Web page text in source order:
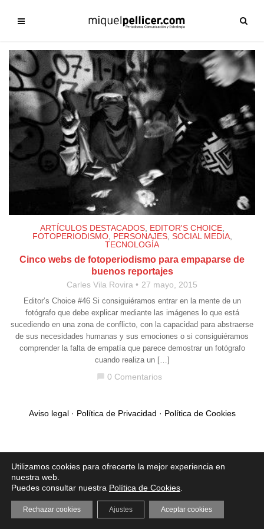
ARTÍCULOS DESTACADOS, EDITOR'S CHOICE,
FOTOPERIODISMO, PERSONAJES, SOCIAL MEDIA,
TECNOLOGÍA
Cinco webs de fotoperiodismo para empaparse de
buenos reportajes
Carles Vila Rovira 27 mayo, 2015
Editor’s Choice #46 Si consiguiéramos entrar en la mente de un
fotógrafo que debe explicar mediante las imágenes lo que está
sucediendo en una zona de conflicto, con la capacidad para abstraerse
de sus necesidades humanas y sus emociones o si consiguiéramos
comprender la falta de empatía que parece demostrar un fotógrafo
cuando realiza un […]
0 Comentarios
Aviso legal· Política de Privacidad · Política de Cookies
Utilizamos cookies para ofrecerte la mejor experiencia en
nuestra web.
Puedes consultar nuestra Política de Cookies
Aceptar cookies
Rechazar cookies Ajustes